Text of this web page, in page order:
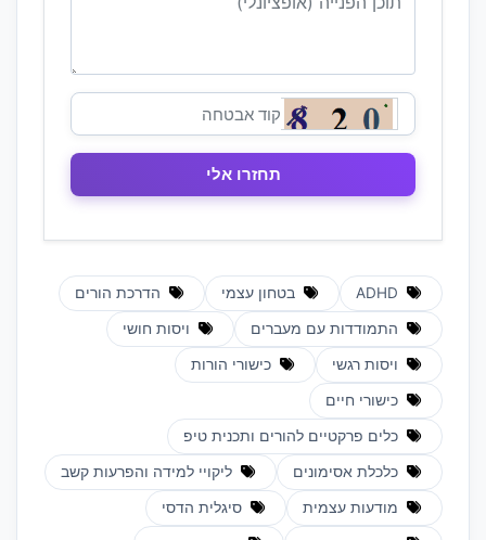
בטחון עצמי הדרכת הורים
התמודדות עם מעברים ויסות חושי
ויסות רגשי כישורי הורות
כישורי חיים
כלים פרקטיים להורים ותכנית טיפ
כלכלת אסימונים ליקויי למידה והפרעות קשב
מודעות עצמית סיגלית הדסי